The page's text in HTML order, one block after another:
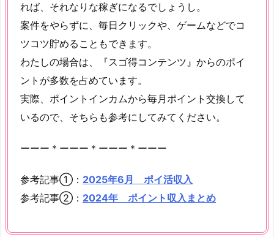
れば、それなりな稼ぎになるでしょうし。
案件をやらずに、毎日クリックや、ゲームなどでコ
ツコツ貯めることもできます。
わたしの場合は、『スゴ得コンテンツ』からのポイ
ントが多数を占めています。
実際、ポイントインカムから毎月ポイント交換して
いるので、そちらも参考にしてみてください。
ーーー＊ーーー＊ーーー＊ーーー
参考記事①： 2025年6月 ポイ活収入
参考記事②： 2024年 ポイント収入まとめ